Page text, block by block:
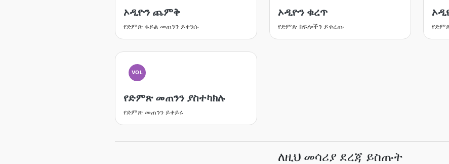
ኦዲዮን ጨምቅ
የድምጽ ፋይል መጠንን ይቀንሱ
ኦዲዮን ቁረጥ
የድምጽ ክፍሎችን ይቁረጡ
VOL
የድምጽ መጠንን ያስተካክሉ
የድምጽ መጠንን ይቀይሩ
ለዚህ መሳሪያ ደረጃ ይስጡት